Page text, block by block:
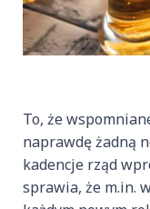
To, że
naprawdę żadną
kadencje rząd
sprawia, że m.in.